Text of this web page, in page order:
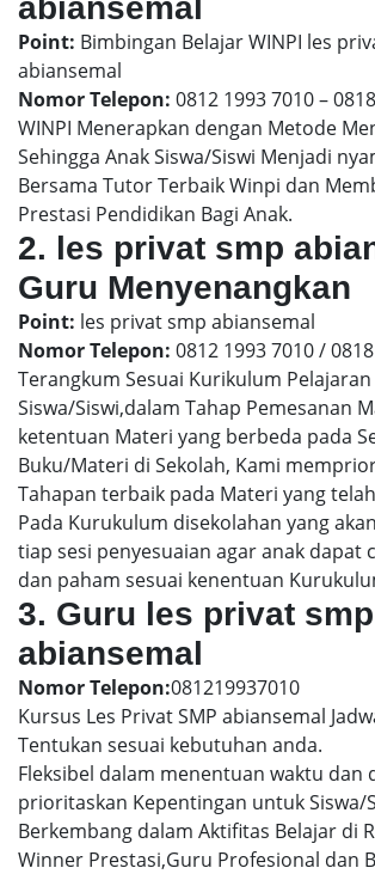
abiansemal
Point: Bimbingan Belajar WINPI les
abiansemal
Nomor Telepon: 0812 1993 7010 –
WINPI Menerapkan dengan Metode
Sehingga Anak Siswa/Siswi Menjadi
Bersama Tutor Terbaik Winpi dan
Prestasi Pendidikan Bagi Anak.
2. les privat smp
Guru Menyenangkan
Point: les privat smp abiansemal
Nomor Telepon: 0812 1993 7010 /
Terangkum Sesuai Kurikulum Pelajaran
Siswa/Siswi,dalam Tahap Pemesanan
ketentuan Materi yang berbeda pada
Buku/Materi di Sekolah, Kami
Tahapan terbaik pada Materi yang
Pada Kurukulum disekolahan yang
tiap sesi penyesuaian agar anak dapat
dan paham sesuai kenentuan
3. Guru les privat smp
abiansemal
Nomor Telepon:081219937010
Kursus Les Privat SMP abiansemal
Tentukan sesuai kebutuhan anda.
Fleksibel dalam menentuan waktu dan
prioritaskan Kepentingan untuk Siswa/
Berkembang dalam Aktifitas Belajar di
Winner Prestasi,Guru Profesional dan